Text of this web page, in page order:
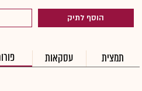
הוסף לתיק
תמצית עסקאות